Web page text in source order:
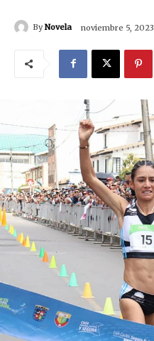
By Novela noviembre 5, 2023